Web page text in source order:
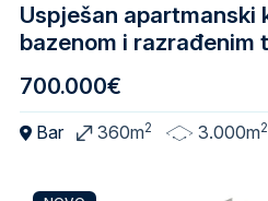
Uspješan apartmanski
bazenom i razrađenim
700.000€
Bar 360m2 3.000m2